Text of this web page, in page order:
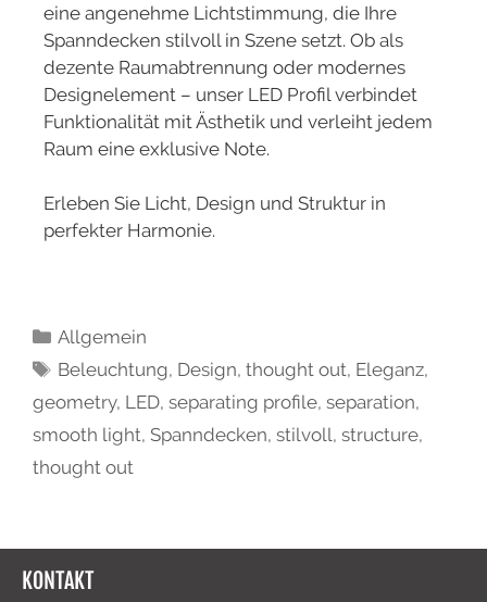
eine angenehme Lichtstimmung, die Ihre
Spanndecken stilvoll in Szene setzt. Ob als
dezente Raumabtrennung oder modernes
Designelement – unser LED Profil verbindet
Funktionalität mit Ästhetik und verleiht jedem
Raum eine exklusive Note.
Erleben Sie Licht, Design und Struktur in
perfekter Harmonie.
Allgemein
Beleuchtung, Design,thought out, Eleganz,
geometry, LED, separating profile, separation,
smooth light, Spanndecken, stilvoll, structure,
thought out
KONTAKT